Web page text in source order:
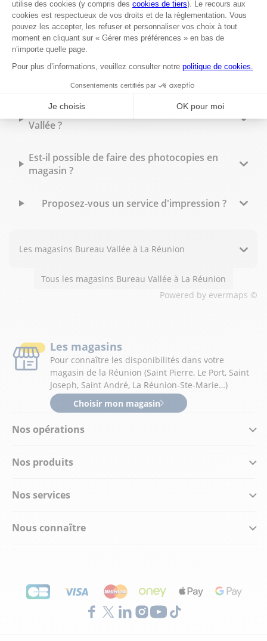
Peut-on commander des tampons
personnalisés sur place ?
Quels types de reliure sont disponibles en
magasin ?
Peut-on faire imprimer des flyers à Bureau
Vallée ?
Est-il possible de faire des photocopies en
magasin ?
Proposez-vous un service d'impression ?
Les magasins Bureau Vallée à La Réunion
Tous les magasins Bureau Vallée à La Réunion
Powered by evermaps ©
Nos opérations
Nos produits
Nos services
Nous connaître
Les magasins
Pour connaître les disponibilités dans votre
magasin de la Réunion (Saint Pierre, Le Port, Saint
Joseph, Saint André, La Réunion-Ste-Marie…)
Choisir mon magasin